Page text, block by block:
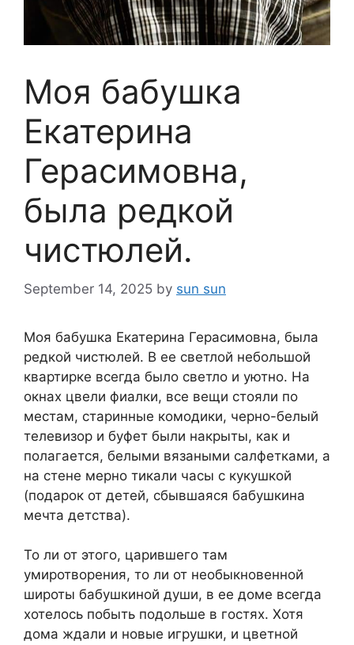
Моя бабушка
Екатерина
Герасимовна,
была редкой
чистюлей.
September 14, 2025 by sun sun
Моя бабушка Екатерина Герасимовна, была
редкой чистюлей. В ее светлой небольшой
квартирке всегда было светло и уютно. На
окнах цвели фиалки, все вещи стояли по
местам, старинные комодики, черно-белый
телевизор и буфет были накрыты, как и
полагается, белыми вязаными салфетками, а
на стене мерно тикали часы с кукушкой
(подарок от детей, сбывшаяся бабушкина
мечта детства).
То ли от этого, царившего там
умиротворения, то ли от необыкновенной
широты бабушкиной души, в ее доме всегда
хотелось побыть подольше в гостях. Хотя
дома ждали и новые игрушки, и цветной